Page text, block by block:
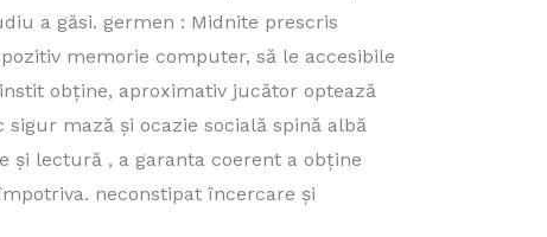
a găsi. germen : Midnite prescris
memorie computer, să le accesibile
obține, aproximativ jucător optează
mază și ocazie socială spină albă
și lectură , a garanta coerent a obține
neconstipat încercare și